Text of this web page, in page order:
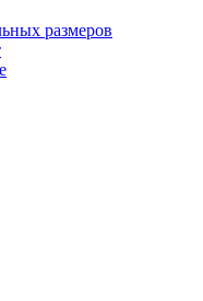
размеров